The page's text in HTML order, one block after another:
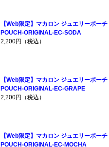
【Web限定】マカロン ジュエリーポーチ
POUCH-ORIGINAL-EC-SODA
2,200円（税込）
【Web限定】マカロン ジュエリーポーチ
POUCH-ORIGINAL-EC-GRAPE
2,200円（税込）
【Web限定】マカロン ジュエリーポーチ
POUCH-ORIGINAL-EC-MOCHA